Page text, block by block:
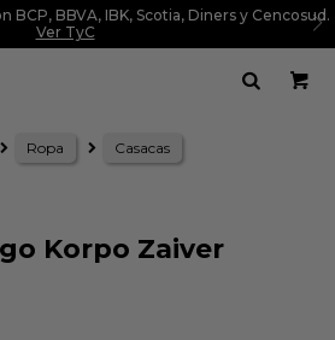
BCP, BBVA, IBK, Scotia, Diners y Cencosud.
Ver TyC
Ropa Casacas
Korpo Zaiver